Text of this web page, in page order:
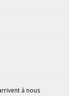
à nous